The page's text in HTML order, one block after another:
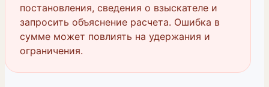
постановления, сведения о взыскателе и
запросить объяснение расчета. Ошибка в
сумме может повлиять на удержания и
ограничения.